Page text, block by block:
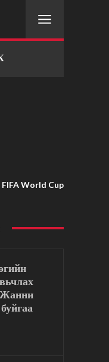
FIFA World Cup
Жанни